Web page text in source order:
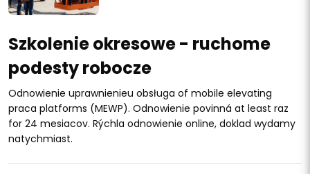
Szkolenie okresowe - ruchome
podesty robocze
Odnowienie uprawnienieu obsługa of mobile elevating
praca platforms (MEWP). Odnowienie povinná at least raz
for 24 mesiacov. Rýchla odnowienie online, doklad wydamy
natychmiast.